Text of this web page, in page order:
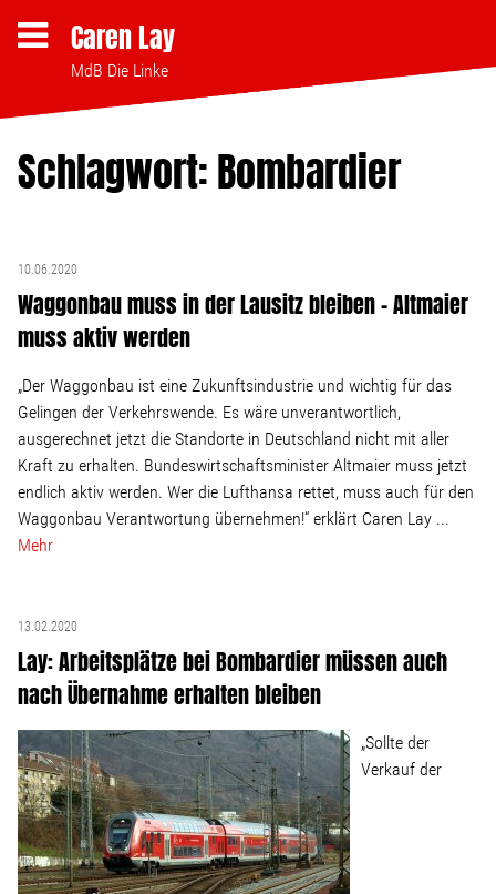
Caren Lay
MdB Die Linke
Themen
Clubsterben stoppen
Strukturwandel
Bodenpolitik
Linke Zukunftsdebatte
Pressemitteilungen
Presse
Pressebilder
Schlagwort: Bombardier
10.06.2020
Waggonbau muss in der Lausitz bleiben – Altmaier
muss aktiv werden
„Der Waggonbau ist eine Zukunftsindustrie und wichtig für das
Gelingen der Verkehrswende. Es wäre unverantwortlich,
ausgerechnet jetzt die Standorte in Deutschland nicht mit aller
Kraft zu erhalten. Bundeswirtschaftsminister Altmaier muss jetzt
endlich aktiv werden. Wer die Lufthansa rettet, muss auch für den
Waggonbau Verantwortung übernehmen!“ erklärt Caren Lay ...
Mehr
13.02.2020
Lay: Arbeitsplätze bei Bombardier müssen auch
nach Übernahme erhalten bleiben
„Sollte der
Verkauf der